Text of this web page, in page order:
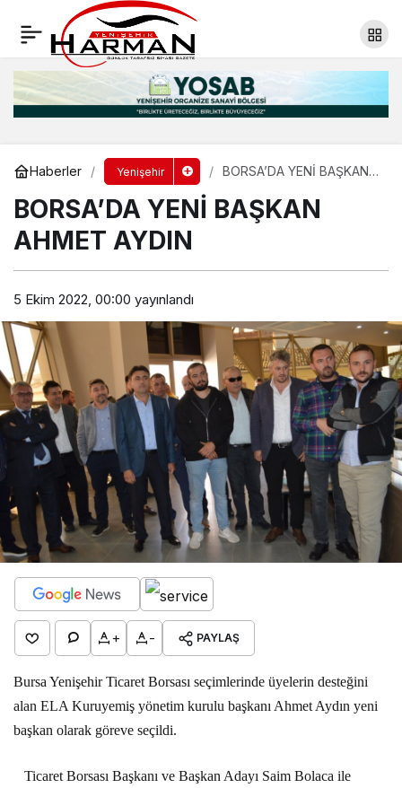
Haberler Yenişehir
BORSA’DA YENİ BAŞKAN
BORSA’DA YENİ BAŞKAN
AHMET AYDIN
5 Ekim 2022, 00:00 yayınlandı
+ - PAYLAŞ
Bursa Yenişehir Ticaret Borsası seçimlerinde üyelerin desteğini
alan ELA Kuruyemiş yönetim kurulu başkanı Ahmet Aydın yeni
başkan olarak göreve seçildi.
Ticaret Borsası Başkanı ve Başkan Adayı Saim Bolaca ile
AHMET AYDIN: BEN DEĞİL BİZ ANLAYIŞI
EGEMEN OLACAK
Yorum Yap Paylaş